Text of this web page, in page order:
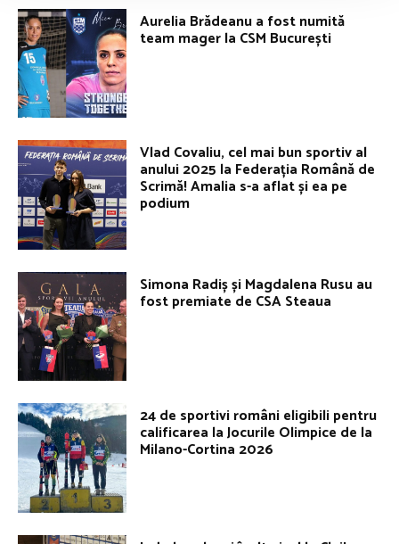
Aurelia Brădeanu a fost numită
team mager la CSM București
Vlad Covaliu, cel mai bun sportiv al
anului 2025 la Federația Română de
Scrimă! Amalia s-a aflat și ea pe
podium
Simona Radiș și Magdalena Rusu au
fost premiate de CSA Steaua
24 de sportivi români eligibili pentru
calificarea la Jocurile Olimpice de la
Milano-Cortina 2026